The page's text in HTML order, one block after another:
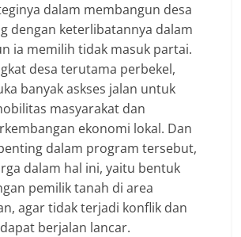
dalam membangun desa
dengan keterlibatannya dalam
ia memilih tidak masuk partai.
desa terutama perbekel,
banyak askses jalan untuk
masyarakat dan
ekonomi lokal. Dan
dalam program tersebut,
dalam hal ini, yaitu bentuk
pemilik tanah di area
agar tidak terjadi konflik dan
berjalan lancar.